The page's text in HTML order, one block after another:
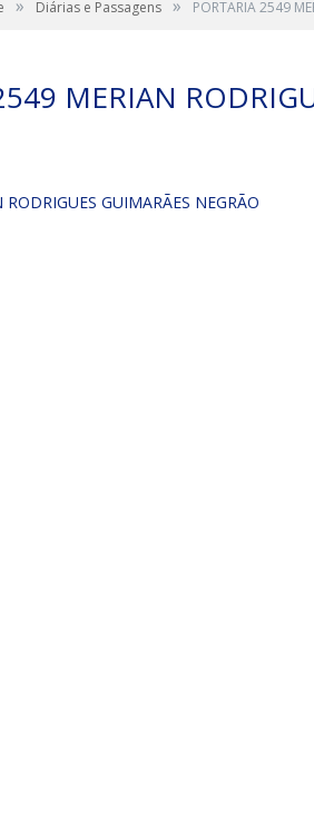
» Diárias e Passagens » PORTARIA 2549
MERIAN
GUIMARÃES NEGRÃO